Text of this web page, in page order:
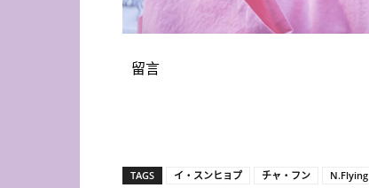
留言
TAGS イ・スンヒョプ チャ・フン N.Flying